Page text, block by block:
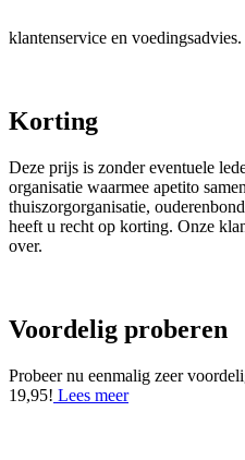
klantenservice en
Korting
Deze prijs is zonder eventuele
organisatie waarmee apetito
thuiszorgorganisatie,
heeft u recht op korting. Onze
over.
Voordelig proberen
Probeer nu eenmalig zeer
19,95! Lees meer